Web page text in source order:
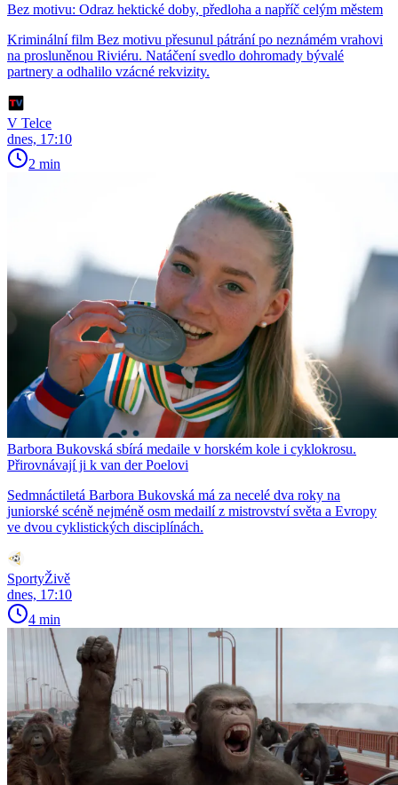
Bez motivu: Odraz hektické doby, předloha a napříč celým městem
Kriminální film Bez motivu přesunul pátrání po neznámém vrahovi
na prosluněnou Riviéru. Natáčení svedlo dohromady bývalé
partnery a odhalilo vzácné rekvizity.
V Telce
dnes, 17:10
2 min
Barbora Bukovská sbírá medaile v horském kole i cyklokrosu.
Přirovnávají ji k van der Poelovi
Sedmnáctiletá Barbora Bukovská má za necelé dva roky na
juniorské scéně nejméně osm medailí z mistrovství světa a Evropy
ve dvou cyklistických disciplínách.
SportyŽivě
dnes, 17:10
4 min